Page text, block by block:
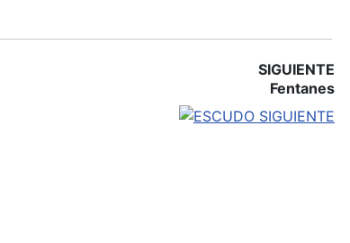
SIGUIENTE
Fentanes